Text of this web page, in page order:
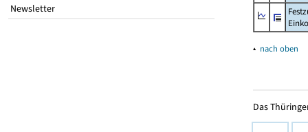
Newsletter
▴ nach oben
Das